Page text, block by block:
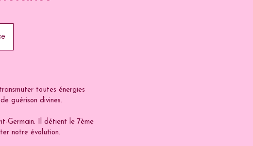
toutes énergies
guérison divines.
Germain. Il détient le 7ème
notre évolution.